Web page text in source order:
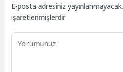
E-posta adresiniz yayınlanmayacak.
işaretlenmişlerdir